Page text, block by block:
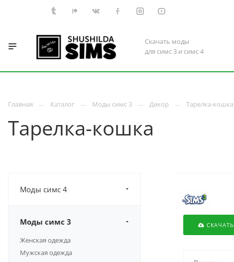
Скачать моды
для симс 3 и симс 4
Главная Каталог Моды симс 3 Декор Тарелка-кошка
Тарелка-кошка
Моды симс 4
Моды симс 3
Женская одежда
Мужская одежда
СКАЧАТЬ